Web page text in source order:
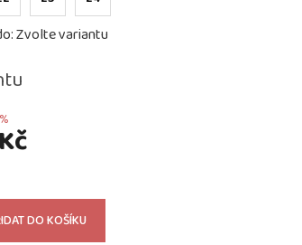
Zvolte variantu
DO KOŠÍKU